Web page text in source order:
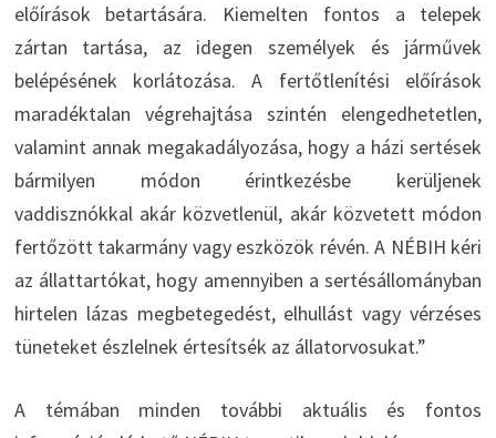
előírások betartására. Kiemelten fontos a telepek
zártan tartása, az idegen személyek és járművek
belépésének korlátozása. A fertőtlenítési előírások
maradéktalan végrehajtása szintén elengedhetetlen,
valamint annak megakadályozása, hogy a házi sertések
bármilyen módon érintkezésbe kerüljenek
vaddisznókkal akár közvetlenül, akár közvetett módon
fertőzött takarmány vagy eszközök révén. A NÉBIH kéri
az állattartókat, hogy amennyiben a sertésállományban
hirtelen lázas megbetegedést, elhullást vagy vérzéses
tüneteket észlelnek értesítsék az állatorvosukat.”
A témában minden további aktuális és fontos